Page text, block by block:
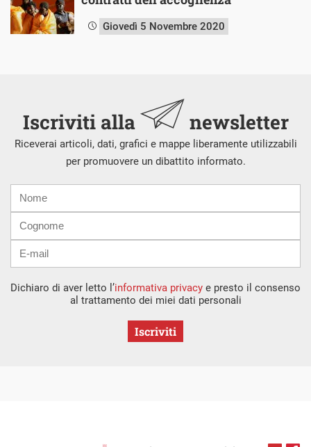
Giovedì 5 Novembre 2020
Iscriviti alla newsletter
Riceverai articoli, dati, grafici e mappe liberamente utilizzabili
per promuovere un dibattito informato.
mail
Dichiaro di aver letto l’informativa privacy e presto il consenso
al trattamento dei miei dati personali
Iscriviti